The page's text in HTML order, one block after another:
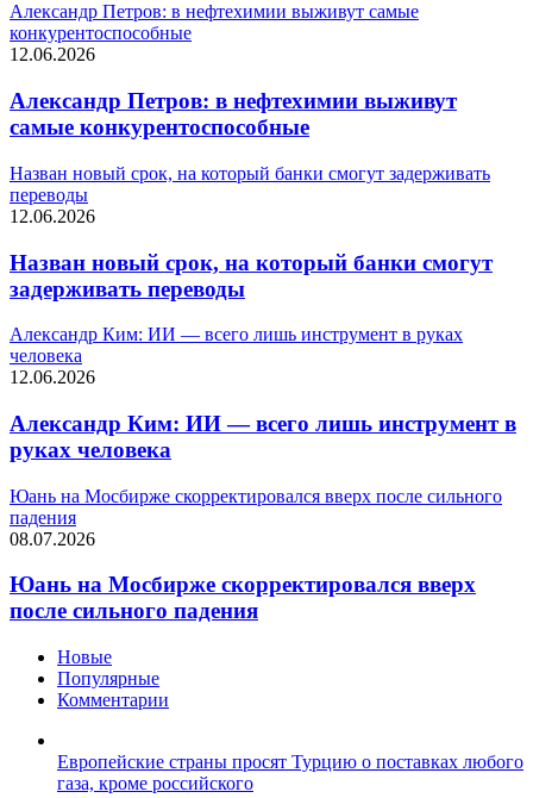
Александр Петров: в нефтехимии выживут самые
конкурентоспособные
12.06.2026
Александр Петров: в нефтехимии выживут
самые конкурентоспособные
Назван новый срок, на который банки смогут задерживать
переводы
12.06.2026
Назван новый срок, на который банки смогут
задерживать переводы
Александр Ким: ИИ — всего лишь инструмент в руках
человека
12.06.2026
Александр Ким: ИИ — всего лишь инструмент в
руках человека
Юань на Мосбирже скорректировался вверх после сильного
падения
08.07.2026
Юань на Мосбирже скорректировался вверх
после сильного падения
Новые
Популярные
Комментарии
Европейские страны просят Турцию о поставках любого
газа, кроме российского